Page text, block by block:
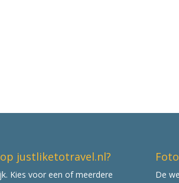
justliketotravel.nl?
Kies voor een of meerdere
De